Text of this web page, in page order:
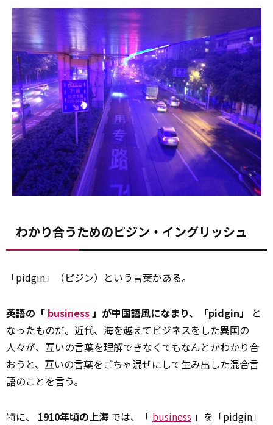
わかり合うためのピジン・イングリッシュ
「pidgin」（ピジン）という言葉がある。
英語の「 business 」が中国語風になまり、「pidgin」
と
なったものだ。近代、海を越えてビジネスをした異国の
人々が、互いの言葉を理解できなくてもなんとかわかり合
おうと、互いの言葉をごちゃ混ぜにして生み出した混合言
語のことを言う。
特に、 1910年頃の上海 では、「 business 」を「pidgin」